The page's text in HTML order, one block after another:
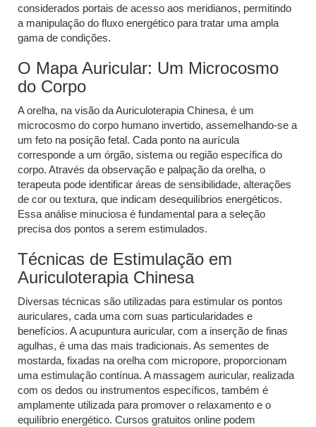
considerados portais de acesso aos meridianos, permitindo
a manipulação do fluxo energético para tratar uma ampla
gama de condições.
O Mapa Auricular: Um Microcosmo
do Corpo
A orelha, na visão da Auriculoterapia Chinesa, é um
microcosmo do corpo humano invertido, assemelhando-se a
um feto na posição fetal. Cada ponto na aurícula
corresponde a um órgão, sistema ou região específica do
corpo. Através da observação e palpação da orelha, o
terapeuta pode identificar áreas de sensibilidade, alterações
de cor ou textura, que indicam desequilíbrios energéticos.
Essa análise minuciosa é fundamental para a seleção
precisa dos pontos a serem estimulados.
Técnicas de Estimulação em
Auriculoterapia Chinesa
Diversas técnicas são utilizadas para estimular os pontos
auriculares, cada uma com suas particularidades e
benefícios. A acupuntura auricular, com a inserção de finas
agulhas, é uma das mais tradicionais. As sementes de
mostarda, fixadas na orelha com micropore, proporcionam
uma estimulação contínua. A massagem auricular, realizada
com os dedos ou instrumentos específicos, também é
amplamente utilizada para promover o relaxamento e o
equilíbrio energético. Cursos gratuitos online podem